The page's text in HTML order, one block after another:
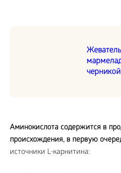
Аминокислота содержится в
происхождения, в первую
источники L-карнитина: